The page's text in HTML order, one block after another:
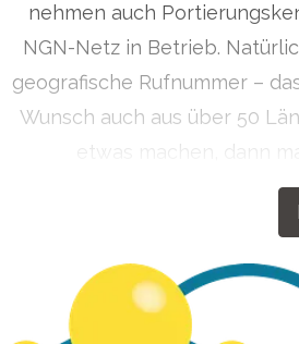
nehmen auch
NGN-Netz in Betrieb.
geografische Rufnummer –
Wunsch auch aus über 50
etwas machen, dann